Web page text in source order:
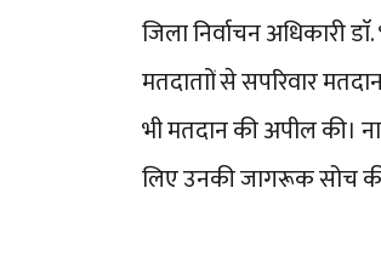
जिला निर्वाचन अधिकारी
मतदाताों से सपरिवार
भी मतदान की अपील की।
लिए उनकी जागरूक सोच की